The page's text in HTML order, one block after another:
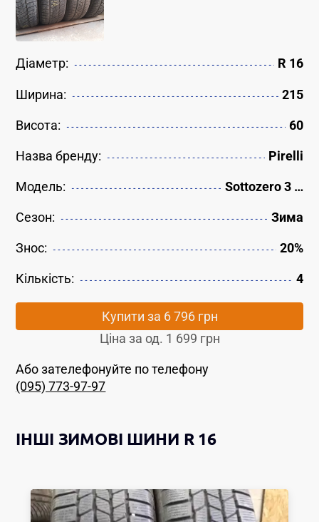
Діаметр: R 16
Ширина: 215
Висота: 60
Назва бренду: Pirelli
Модель: Sottozero 3 …
Сезон: Зима
Знос: 20%
Кількість: 4
Купити за 6 796 грн
Ціна за од. 1 699 грн
Або зателефонуйте по телефону
(095) 773-97-97
ІНШІ ЗИМОВІ ШИНИ R 16